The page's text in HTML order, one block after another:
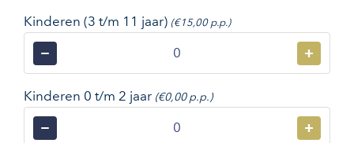
Kinderen (3 t/m 11 jaar) (€15,00 p.p.)
− +
Kinderen 0 t/m 2 jaar (€0,00 p.p.)
− +